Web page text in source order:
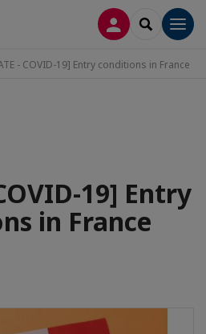
CONNEXION
- COVID-19] Entry conditions in France
19] Entry
in France